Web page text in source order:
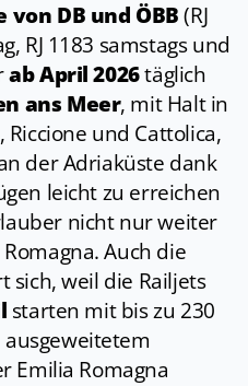
DB und ÖBB(RJ
RJ 1183 samstags und
ab April 2026täglich
ans Meer, mit Halt in
Riccione und Cattolica,
der Adriaküste dank
leicht zu erreichen
nicht nur weiter
Auch die
sich, weil die Railjets
starten mit bis zu 230
Emilia Romagna